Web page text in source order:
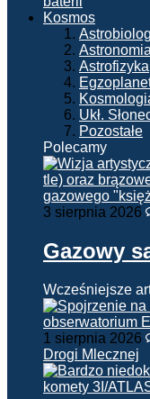
Kosmos
Astronomia
Astrofizyka
Ukł.
Pozostałe
Polecamy
3 sierpnia 2026
Gazowy
Wcześniejsze
1 sierpnia 2026
Drogi Mlecznej